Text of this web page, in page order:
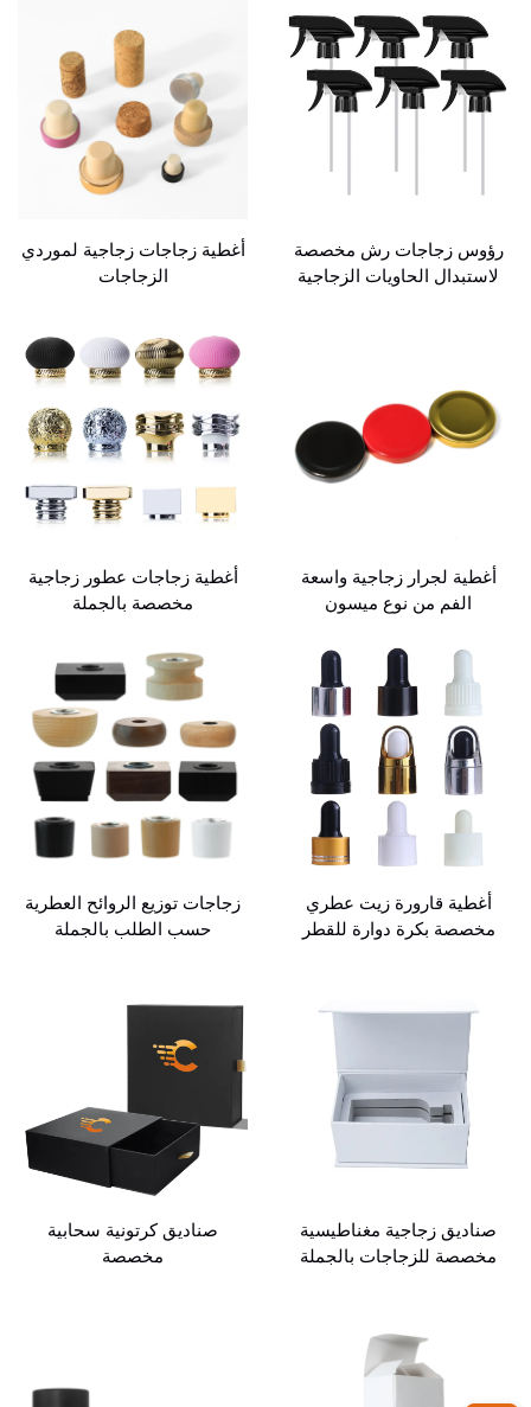
رؤوس زجاجات رش مخصصة
لاستبدال الحاويات الزجاجية
أغطية زجاجات زجاجية لموردي
الزجاجات
أغطية لجرار زجاجية واسعة
الفم من نوع ميسون
أغطية زجاجات عطور زجاجية
مخصصة بالجملة
أغطية قارورة زيت عطري
مخصصة بكرة دوارة للقطر
زجاجات توزيع الروائح العطرية
حسب الطلب بالجملة
صناديق زجاجية مغناطيسية
مخصصة للزجاجات بالجملة
صناديق كرتونية سحابية
مخصصة